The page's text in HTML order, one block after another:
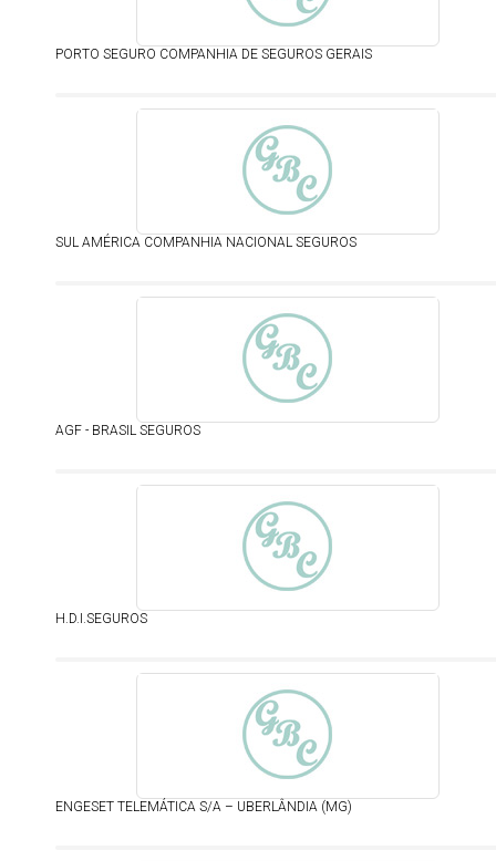
PORTO SEGURO COMPANHIA DE SEGUROS GERAIS
SUL AMÉRICA COMPANHIA NACIONAL SEGUROS
AGF - BRASIL SEGUROS
H.D.I.SEGUROS
ENGESET TELEMÁTICA S/A – UBERLÂNDIA (MG)